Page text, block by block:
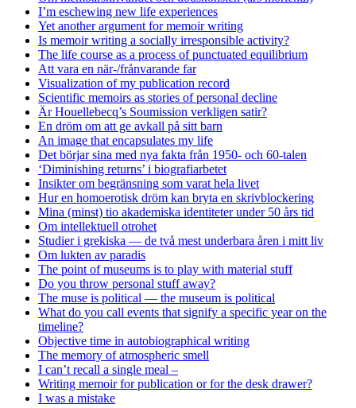
I’m eschewing new life experiences
Yet another argument for memoir writing
Is memoir writing a socially irresponsible activity?
The life course as a process of punctuated equilibrium
Att vara en när-/frånvarande far
Visualization of my publication record
Scientific memoirs as stories of personal decline
Är Houellebecq’s Soumission verkligen satir?
En dröm om att ge avkall på sitt barn
An image that encapsulates my life
Det börjar sina med nya fakta från 1950- och 60-talen
‘Diminishing returns’ i biografiarbetet
Insikter om begränsning som varat hela livet
Hur en homoerotisk dröm kan bryta en skrivblockering
Mina (minst) tio akademiska identiteter under 50 års tid
Om intellektuell otrohet
Studier i grekiska — de två mest underbara åren i mitt liv
Om lukten av paradis
The point of museums is to play with material stuff
Do you throw personal stuff away?
The muse is political — the museum is political
What do you call events that signify a specific year on the
timeline?
Objective time in autobiographical writing
The memory of atmospheric smell
I can’t recall a single meal –
Writing memoir for publication or for the desk drawer?
I was a mistake